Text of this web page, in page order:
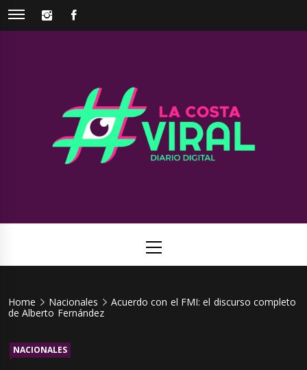
Skip
INSTAGRAM
Viral
Menu
Home Nacionales
Acuerdo con el FMI: el discurso completo
de Alberto Fernández
NACIONALES